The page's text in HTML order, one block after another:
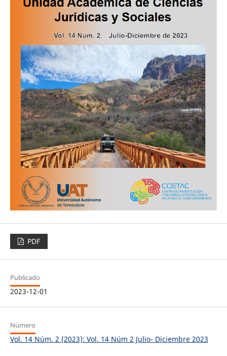
PDF
Publicado
2023-12-01
Número
Vol. 14 Núm. 2 (2023): Vol. 14 Núm 2 Julio- Diciembre 2023